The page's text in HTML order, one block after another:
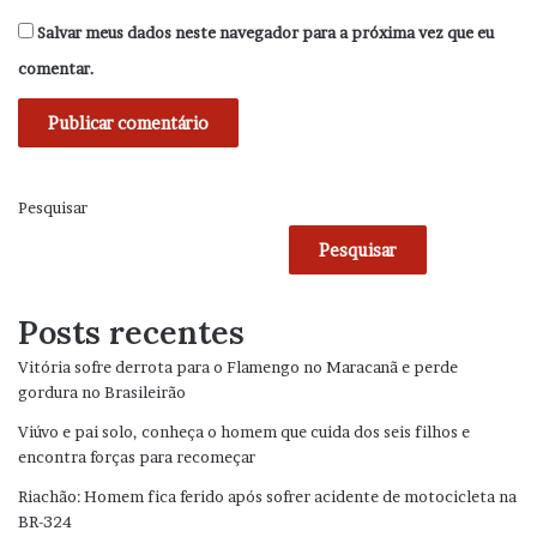
Salvar meus dados neste navegador para a próxima vez que eu
comentar.
Pesquisar
Pesquisar
Posts recentes
Vitória sofre derrota para o Flamengo no Maracanã e perde
gordura no Brasileirão
Viúvo e pai solo, conheça o homem que cuida dos seis filhos e
encontra forças para recomeçar
Riachão: Homem fica ferido após sofrer acidente de motocicleta na
BR-324